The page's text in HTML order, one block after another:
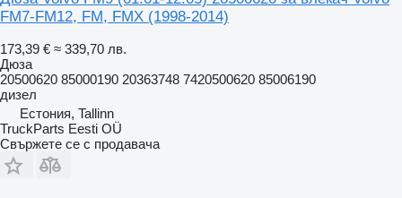
FM7-FM12, FM, FMX (1998-2014)
173,39 € ≈ 339,70 лв.
Дюза
20500620 85000190 20363748 7420500620 85006190
дизел
Естония, Tallinn
TruckParts Eesti OÜ
Свържете се с продавача